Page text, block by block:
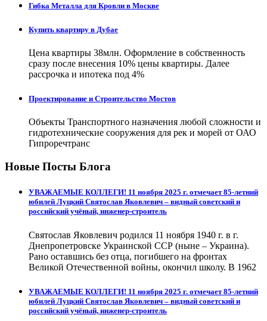
Гибка Металла для Кровли в Москве
Купить квартиру в Дубае
Цена квартиры 38млн. Оформление в собственность
сразу после внесения 10% цены квартиры. Далее
рассрочка и ипотека под 4%
Проектирование и Строительство Мостов
Объекты Транспортного назначения любой сложности и
гидротехнические сооружения для рек и морей от ОАО
Гипроречтранс
Новые Посты Блога
УВАЖАЕМЫЕ КОЛЛЕГИ! 11 ноября 2025 г. отмечает 85-летний
юбилей Луцкий Святослав Яковлевич – видный советский и
российский учёный, инженер-строитель
Святослав Яковлевич родился 11 ноября 1940 г. в г.
Днепропетровске Украинской ССР (ныне – Украина).
Рано оставшись без отца, погибшего на фронтах
Великой Отечественной войны, окончил школу. В 1962
УВАЖАЕМЫЕ КОЛЛЕГИ! 11 ноября 2025 г. отмечает 85-летний
юбилей Луцкий Святослав Яковлевич – видный советский и
российский учёный, инженер-строитель